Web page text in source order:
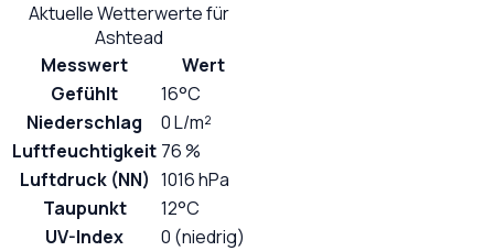
Aktuelle Wetterwerte für
Ashtead
Messwert
Wert
Gefühlt
16°C
Niederschlag
0 L/m²
Luftfeuchtigkeit 76 %
Luftdruck (NN) 1016 hPa
Taupunkt
12°C
UV-Index
0 (niedrig)